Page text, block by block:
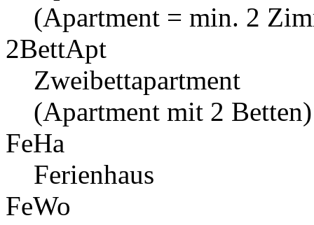
(Apartment = min. 2
2BettApt
Zweibettapartment
(Apartment mit 2 Betten)
FeHa
Ferienhaus
FeWo